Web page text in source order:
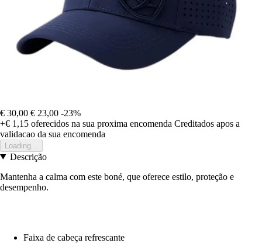
€ 30,00 € 23,00 -23%
+€ 1,15 oferecidos na sua proxima encomenda Creditados apos a
validacao da sua encomenda
Loading...
Descrição
Mantenha a calma com este boné, que oferece estilo, proteção e
desempenho.
Faixa de cabeça refrescante